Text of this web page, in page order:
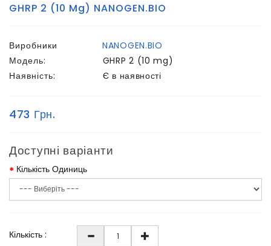
GHRP 2 (10 Mg) NANOGEN.BIO
Виробники
NANOGEN.BIO
Модель:
GHRP 2 (10 mg)
Наявність:
Є в наявності
473 Грн.
Доступні варіанти
Кількість Одиниць
Кількість :